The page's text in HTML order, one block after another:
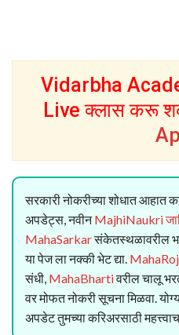
Vidarbha
Live क्लास करू
सरकारी नोकरीच्या शोधात आहात
अपडेट्स, नवीनMajhiNaukri
MahaSarkarसंकेतस्थळावरील
या पेज ला नक्की भेट द्या.
संधी, MahaBhartiवरील चालू
वर मोफत नोकरी सूचना मिळवा.
अपडेट तुमच्या करिअरसाठी